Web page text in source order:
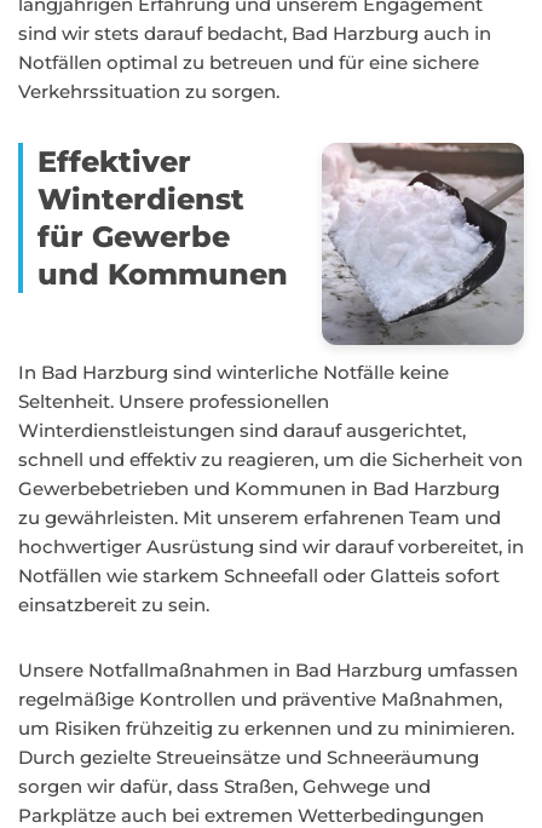
sind wir stets darauf bedacht, Bad Harzburg auch in
Notfällen optimal zu betreuen und für eine sichere
Verkehrssituation zu sorgen.
Effektiver
Winterdienst
für Gewerbe
und Kommunen
In Bad Harzburg sind winterliche Notfälle keine
Seltenheit. Unsere professionellen
Winterdienstleistungen sind darauf ausgerichtet,
schnell und effektiv zu reagieren, um die Sicherheit von
Gewerbebetrieben und Kommunen in Bad Harzburg
zu gewährleisten. Mit unserem erfahrenen Team und
hochwertiger Ausrüstung sind wir darauf vorbereitet, in
Notfällen wie starkem Schneefall oder Glatteis sofort
einsatzbereit zu sein.
Unsere Notfallmaßnahmen in Bad Harzburg umfassen
regelmäßige Kontrollen und präventive Maßnahmen,
um Risiken frühzeitig zu erkennen und zu minimieren.
Durch gezielte Streueinsätze und Schneeräumung
sorgen wir dafür, dass Straßen, Gehwege und
Parkplätze auch bei extremen Wetterbedingungen